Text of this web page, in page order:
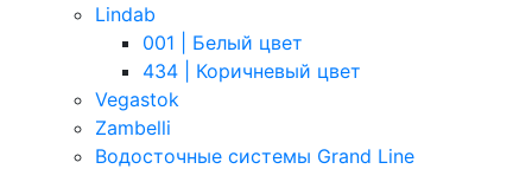
Lindab
001 | Белый цвет
434 | Коричневый цвет
Vegastok
Zambelli
Водосточные системы Grand Line